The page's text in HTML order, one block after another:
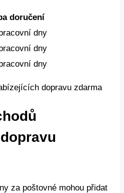
doručení
dny
dny
dny
za poštovné mohou přidat